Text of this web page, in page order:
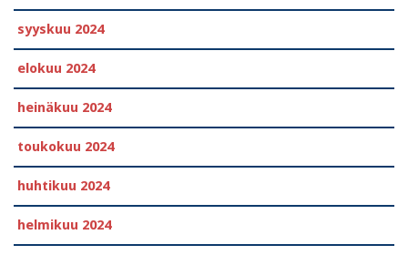
syyskuu 2024
elokuu 2024
heinäkuu 2024
toukokuu 2024
huhtikuu 2024
helmikuu 2024